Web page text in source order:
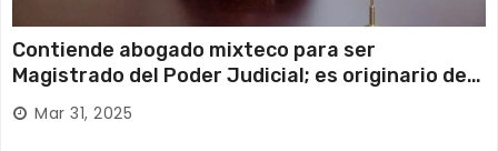
Contiende abogado mixteco para ser
Magistrado del Poder Judicial; es originario de
Huajuapan de León
Mar 31, 2025